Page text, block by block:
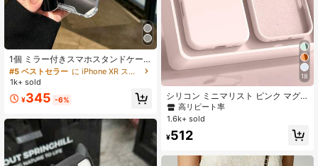
1個 ミラー付きスマホスタンドケー
ス
#5 ベストセラー
高リピート率
売り切れ間近！
#5 ベストセラー
高リピート率
#5 ベストセラー
高リピート率
#5 ベストセラー
に iPhone XR スタンド型スマホケース
売り切れ間近！
1k+ sold
¥345 -6%
18
シリコン ミニマリスト ピンク マグ
ネット式 リキッドシリコン 1個 ミニ
マリスト リキッドシリコン マグネッ
17 Air 16 14 13 12 15 Pro Max Plus
念日ギフト 女性へのギフト
高リピート率
1.6k+ sold
¥512